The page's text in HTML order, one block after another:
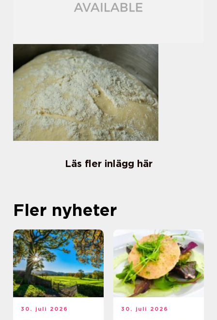
Läs fler inlägg här
Fler nyheter
30. juli 2026 30. juli 2026